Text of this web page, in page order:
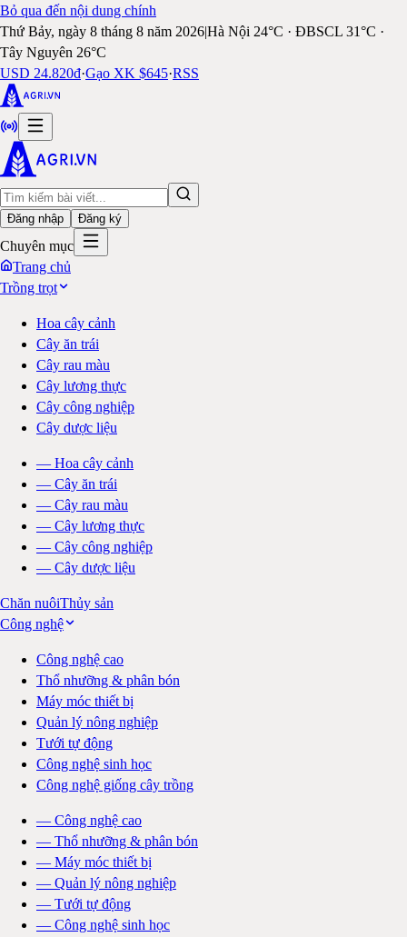
Bỏ qua đến nội dung chính
Thứ Bảy, ngày 8 tháng 8 năm 2026|Hà Nội 24°C · ĐBSCL 31°C ·
Tây Nguyên 26°C
USD 24.820đ·Gạo XK $645·RSS
Đăng nhập Đăng ký
Chuyên mục
Trang chủ
Trồng trọt
Hoa cây cảnh
Cây ăn trái
Cây rau màu
Cây lương thực
Cây công nghiệp
Cây dược liệu
— Hoa cây cảnh
— Cây ăn trái
— Cây rau màu
— Cây lương thực
— Cây công nghiệp
— Cây dược liệu
Chăn nuôiThủy sản
Công nghệ
Công nghệ cao
Thổ nhưỡng & phân bón
Máy móc thiết bị
Quản lý nông nghiệp
Tưới tự động
Công nghệ sinh học
Công nghệ giống cây trồng
— Công nghệ cao
— Thổ nhưỡng & phân bón
— Máy móc thiết bị
— Quản lý nông nghiệp
— Tưới tự động
— Công nghệ sinh học